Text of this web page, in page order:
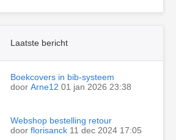
Laatste bericht
Boekcovers in bib-systeem
door Arne12 01 jan 2026 23:38
Webshop bestelling retour
door florisanck 11 dec 2024 17:05